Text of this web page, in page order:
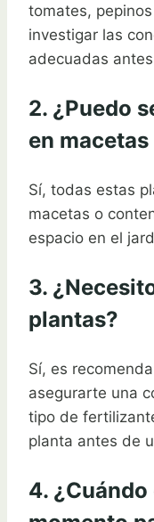
tomates,
investigar las
adecuadas
2. ¿Puedo
en
Sí, todas estas
macetas o
espacio en el
3.
plantas?
Sí, es
asegurarte una
tipo de
planta antes de
4.